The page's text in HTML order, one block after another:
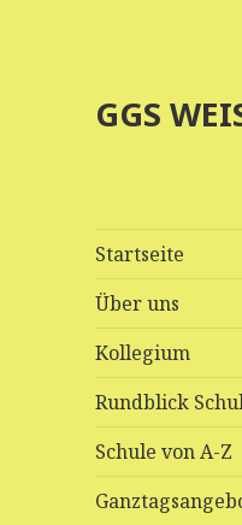
GGS
Startseite
Über uns
Kollegium
Rundblick
Schule von A-Z